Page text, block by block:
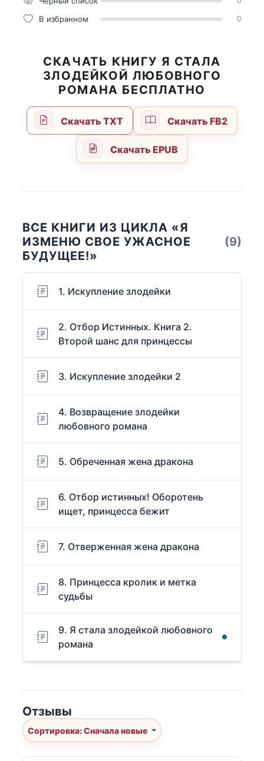
В избранном 0
СКАЧАТЬ КНИГУ Я СТАЛА
ЗЛОДЕЙКОЙ ЛЮБОВНОГО
РОМАНА БЕСПЛАТНО
Скачать TXT Скачать FB2
Скачать EPUB
ВСЕ КНИГИ ИЗ ЦИКЛА «Я
ИЗМЕНЮ СВОЕ УЖАСНОЕ
БУДУЩЕЕ!»
(9)
1. Искупление злодейки
2. Отбор Истинных. Книга 2.
Второй шанс для принцессы
3. Искупление злодейки 2
4. Возвращение злодейки
любовного романа
5. Обреченная жена дракона
6. Отбор истинных! Оборотень
ищет, принцесса бежит
7. Отверженная жена дракона
8. Принцесса кролик и метка
судьбы
9. Я стала злодейкой любовного
романа
Отзывы
Сортировка: Сначала новые